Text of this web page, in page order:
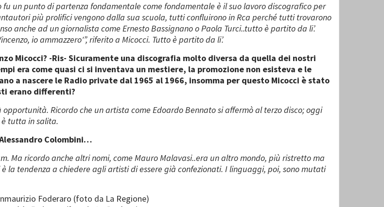
un punto di partenza fondamentale come fondamentale è il suo lavoro discografico per
più prolifici vengono dalla sua scuola, tutti confluirono in Rca perché tutti trovarono
anche ad un giornalista come Ernesto Bassignano o Paola Turci..tutto è partito da li’.
io ammazzero'”, riferito a Micocci. Tutto è partito da li’.
Micocci? -Ris- Sicuramente una discografia molto diversa da quella dei nostri
era come quasi ci si inventava un mestiere, la promozione non esisteva e le
a nascere le Radio private dal 1965 al 1966, insomma per questo Micocci è stato
erano differenti?
Ricordo che un artista come Edoardo Bennato si affermò al terzo disco; oggi
è tutta in salita.
Colombini…
Ma ricordo anche altri nomi, come Mauro Malavasi..era un altro mondo, più ristretto ma
la tendenza a chiedere agli artisti di essere già confezionati. I linguaggi, poi, sono mutati